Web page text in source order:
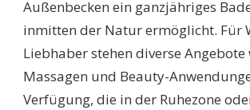
Außenbecken ein ganzjähriges
inmitten der Natur ermöglicht. Für
Liebhaber stehen diverse Angebote
Massagen und Beauty-
Verfügung, die in der Ruhezone